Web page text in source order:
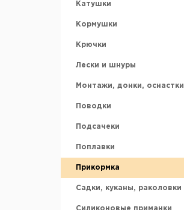
рыбалки
Катушки
Кормушки
Крючки
Лески и шнуры
Монтажи, донки, оснастки
Поводки
Подсачеки
Поплавки
Прикормка
Садки, куканы, раколовки
Силиконовые приманки